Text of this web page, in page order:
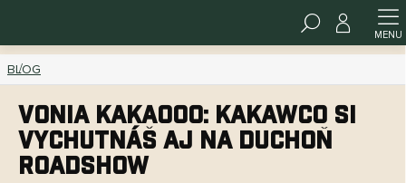
obsah
HĽADAŤ
BLOG
Vonia kakaooo: Kakawco si
vychutnáš aj na DUCHOŇ
Roadshow